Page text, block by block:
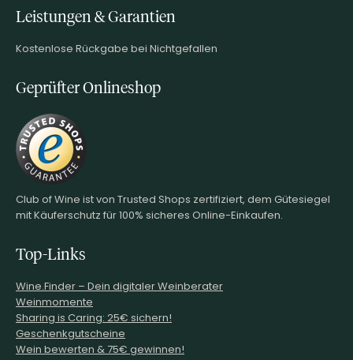
Leistungen & Garantien
Kostenlose Rückgabe bei Nichtgefallen
Geprüfter Onlineshop
Club of Wine ist von Trusted Shops zertifiziert, dem Gütesiegel
mit Käuferschutz für 100% sicheres Online-Einkaufen.
Top-Links
Wine.Finder – Dein digitaler Weinberater
Weinmomente
Sharing is Caring: 25€ sichern!
Geschenkgutscheine
Wein bewerten & 75€ gewinnen!